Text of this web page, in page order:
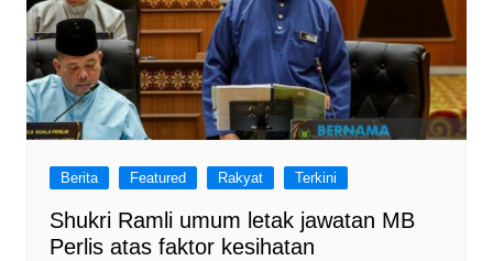
Berita Featured Rakyat Terkini
Shukri Ramli umum letak jawatan MB
Perlis atas faktor kesihatan